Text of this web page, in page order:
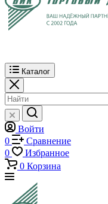
Каталог
Войти
0
Сравнение
0
Избранное
0 Корзина